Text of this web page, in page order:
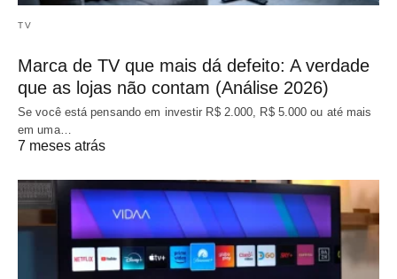
TV
Marca de TV que mais dá defeito: A verdade
que as lojas não contam (Análise 2026)
Se você está pensando em investir R$ 2.000, R$ 5.000 ou até mais
em uma…
7 meses atrás